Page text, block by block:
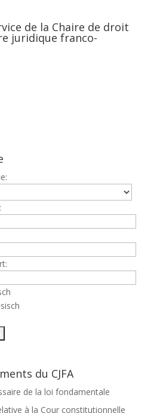
de la Chaire de droit
juridique franco-
du CJFA
de la loi fondamentale
à la Cour constitutionnelle